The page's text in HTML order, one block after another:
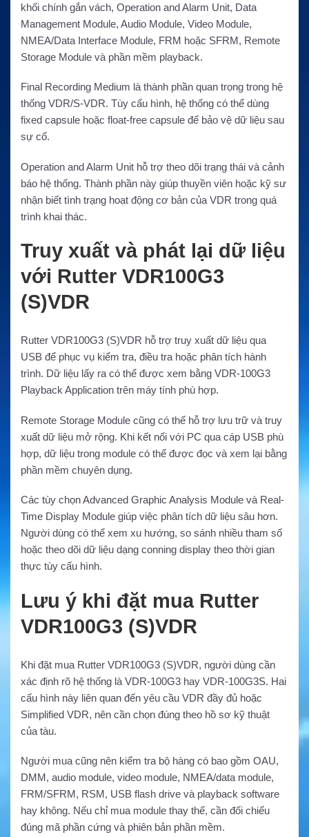
khối chính gắn vách, Operation and Alarm Unit, Data
Management Module, Audio Module, Video Module,
NMEA/Data Interface Module, FRM hoặc SFRM, Remote
Storage Module và phần mềm playback.
Final Recording Medium là thành phần quan trọng trong hệ
thống VDR/S-VDR. Tùy cấu hình, hệ thống có thể dùng
fixed capsule hoặc float-free capsule để bảo vệ dữ liệu sau
sự cố.
Operation and Alarm Unit hỗ trợ theo dõi trạng thái và cảnh
báo hệ thống. Thành phần này giúp thuyền viên hoặc kỹ sư
nhận biết tình trạng hoạt động cơ bản của VDR trong quá
trình khai thác.
Truy xuất và phát lại dữ liệu
với Rutter VDR100G3
(S)VDR
Rutter VDR100G3 (S)VDR hỗ trợ truy xuất dữ liệu qua
USB để phục vụ kiểm tra, điều tra hoặc phân tích hành
trình. Dữ liệu lấy ra có thể được xem bằng VDR-100G3
Playback Application trên máy tính phù hợp.
Remote Storage Module cũng có thể hỗ trợ lưu trữ và truy
xuất dữ liệu mở rộng. Khi kết nối với PC qua cáp USB phù
hợp, dữ liệu trong module có thể được đọc và xem lại bằng
phần mềm chuyên dụng.
Các tùy chọn Advanced Graphic Analysis Module và Real-
Time Display Module giúp việc phân tích dữ liệu sâu hơn.
Người dùng có thể xem xu hướng, so sánh nhiều tham số
hoặc theo dõi dữ liệu dạng conning display theo thời gian
thực tùy cấu hình.
Lưu ý khi đặt mua Rutter
VDR100G3 (S)VDR
Khi đặt mua Rutter VDR100G3 (S)VDR, người dùng cần
xác định rõ hệ thống là VDR-100G3 hay VDR-100G3S. Hai
cấu hình này liên quan đến yêu cầu VDR đầy đủ hoặc
Simplified VDR, nên cần chọn đúng theo hồ sơ kỹ thuật
của tàu.
Người mua cũng nên kiểm tra bộ hàng có bao gồm OAU,
DMM, audio module, video module, NMEA/data module,
FRM/SFRM, RSM, USB flash drive và playback software
hay không. Nếu chỉ mua module thay thế, cần đối chiếu
đúng mã phần cứng và phiên bản phần mềm.